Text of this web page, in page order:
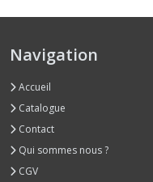
Navigation
Accueil
Catalogue
Contact
Qui sommes nous ?
CGV